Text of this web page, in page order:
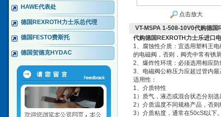
HAWE代表处
德国REXROTH力士乐总代理
德国FESTO费斯托
德国贺德克HYDAC
点击放大
VT-MSPA 1-508-10V0代购德国
代购德国REXROTH力士乐进口
1、腐蚀性介质：宜选用塑料王
的电磁阀，否则，阀壳中常有锈
2、爆炸性环境：必须选用相应
3、电磁阀公称压力应超过管内
适用性：
1、介质特性
1）质气，液态或混合状态分别
2）介质温度不同规格产品，否
3）介质粘度，通常在50cSt以下